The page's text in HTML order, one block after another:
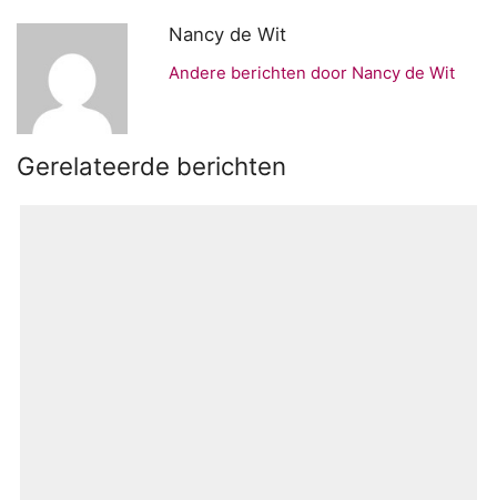
Nancy de Wit
Andere berichten door Nancy de Wit
Gerelateerde berichten